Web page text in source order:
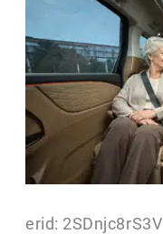
erid: 2SDnjc8rS3V